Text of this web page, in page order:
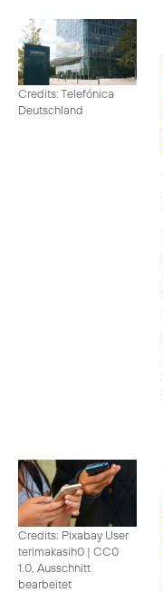
Credits: Telefónica
Deutschland
Credits: Pixabay User
terimakasih0 | CC0
1.0, Ausschnitt
bearbeitet